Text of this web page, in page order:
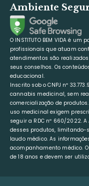
Ambiente
O INSTITUTO BEM VIDA é
profissionais que atuam
atendimentos são
seus conselhos. Os
educacional.
Inscrito sob o CNPJ nº
cannabis medicinal, sem
comercialização de
uso medicinal exigem
seguir a RDC nº 660/2022.
desses produtos, limitando-
laudo médico. As
acompanhamento médico.
de 18 anos e devem ser